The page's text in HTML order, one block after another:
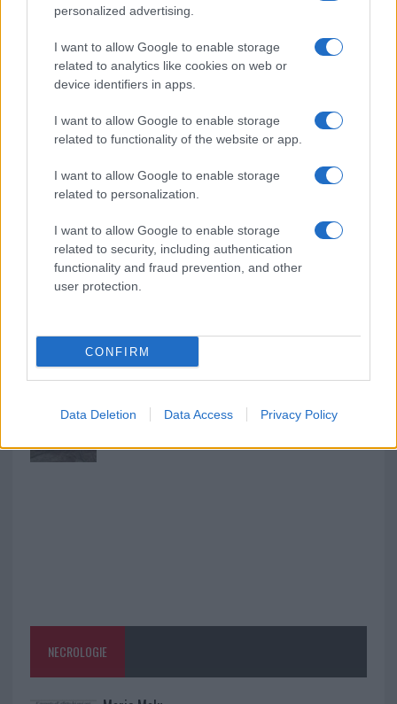
personalized advertising.
I want to allow Google to enable storage
related to analytics like cookies on web or
device identifiers in apps.
I want to allow Google to enable storage
related to functionality of the website or app.
I want to allow Google to enable storage
related to personalization.
I want to allow Google to enable storage
related to security, including authentication
functionality and fraud prevention, and other
user protection.
CONFIRM
Data Deletion Data Access Privacy Policy
va avanti: “Sicilia, ci sono”
Jovanotti, Gabry Ponte e Alfa: Olbia ombelico del
mondo per una notte
Giorgia Meloni a La Maddalena, la vicesindaco:
“Orgoglio e discrezione per visita privata̶…
A fuoco un deposito con bombole, intervento dei
vigili del fuoco a Rudalza
NECROLOGIE